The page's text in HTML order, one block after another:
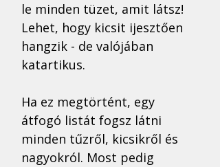
le minden tüzet, amit látsz!
Lehet, hogy kicsit ijesztően
hangzik - de valójában
katartikus.
Ha ez megtörtént, egy
átfogó listát fogsz látni
minden tűzről, kicsikről és
nagyokról. Most pedig